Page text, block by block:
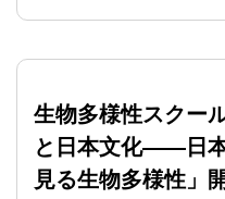
生物多様性スクー
と日本文化――日
見る生物多様性」